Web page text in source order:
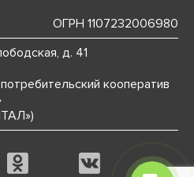
ОГРН 1107232006980
д. 41
кооператив